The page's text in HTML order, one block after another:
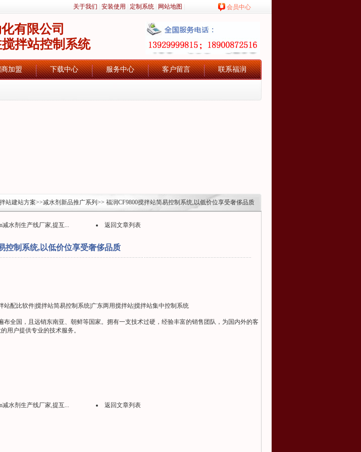
关于我们 安装使用 定制系统 网站地图 会员中心
有限公司
拌站控制系统
加盟 下载中心 服务中心 客户留言 联系福润
站建站方案>>减水剂新品推广系列 >> 福润CF9800搅拌站简易控制系统,以低价位享受奢侈品质
减水剂生产线厂家,提互... 返回文章列表
控制系统,以低价位享受奢侈品质
配比软件|搅拌站简易控制系统|广东两用搅拌站|搅拌站集中控制系统
全国，且远销东南亚、朝鲜等国家。拥有一支技术过硬，经验丰富的销售团队，为国内外的客
用户提供专业的技术服务。
减水剂生产线厂家,提互... 返回文章列表